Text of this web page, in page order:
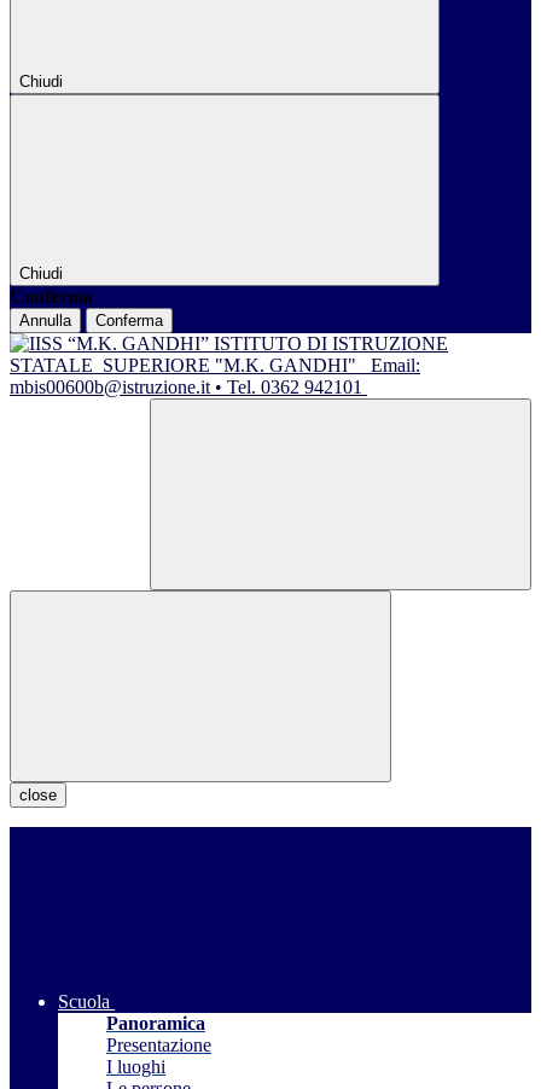
Chiudi
Chiudi
Conferma
Annulla Conferma
ISTITUTO DI ISTRUZIONE
STATALE SUPERIORE "M.K. GANDHI"
Email:
mbis00600b@istruzione.it • Tel. 0362 942101
close
Scuola
Panoramica
Presentazione
I luoghi